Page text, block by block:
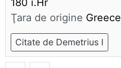
180 i.Hr
Ţara de origine Greece
Citate de Demetrius I